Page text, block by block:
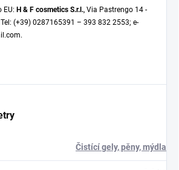
EU: H & F cosmetics S.r.l., Via Pastrengo 14 -
(+39) 0287165391 – 393 832 2553; e-
Čistící gely, pěny, mýdla